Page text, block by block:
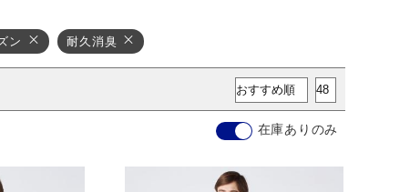
ン 耐久消臭
在庫ありのみ